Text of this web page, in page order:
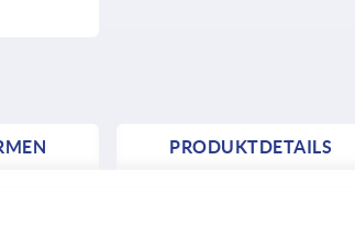
PRODUKTDETAILS